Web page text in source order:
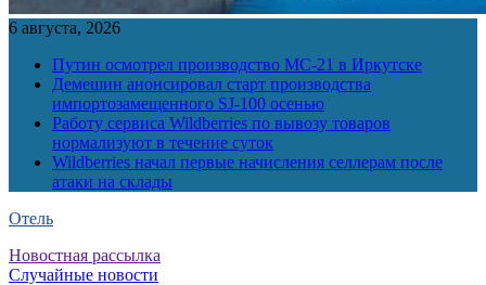
6 августа, 2026
Путин осмотрел производство МС-21 в Иркутске
Демешин анонсировал старт производства
импортозамещенного SJ-100 осенью
Работу сервиса Wildberries по вывозу товаров
нормализуют в течение суток
Wildberries начал первые начисления селлерам после
атаки на склады
Отель
Новостная рассылка
Случайные новости